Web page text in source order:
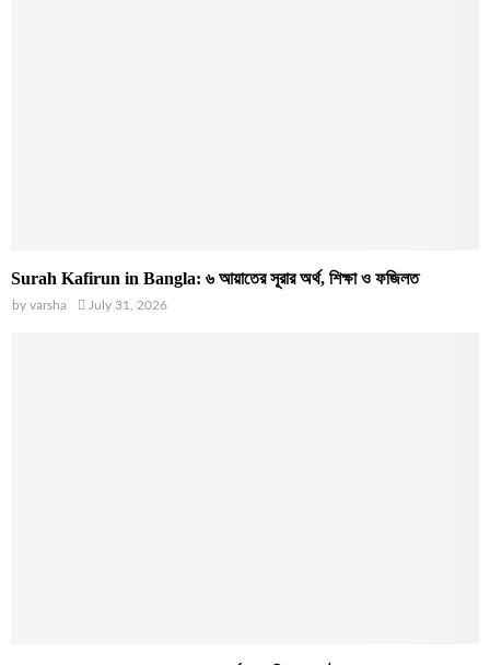
Surah Kafirun in Bangla: ৬ আয়াতের সূরার অর্থ, শিক্ষা ও ফজিলত
by varsha July 31, 2026